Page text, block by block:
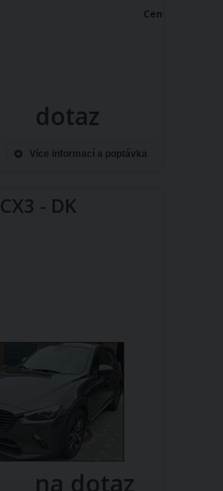
Cena:
dotaz
Více informací a poptávka
CX3 - DK
na dotaz